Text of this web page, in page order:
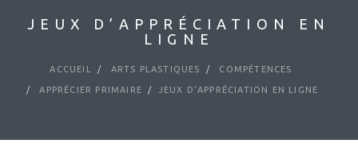
JEUX D’APPRÉCIATION EN
LIGNE
ACCUEIL ARTS PLASTIQUES COMPÉTENCES
APPRÉCIER PRIMAIRE JEUX D’APPRÉCIATION EN LIGNE